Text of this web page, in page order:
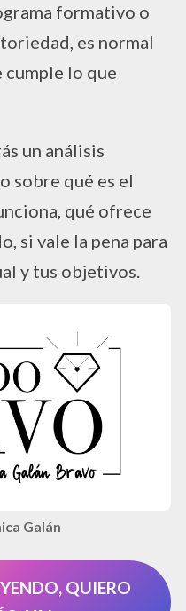
formativo o
es normal
lo que
un análisis
sobre qué es el
qué ofrece
si vale la pena para
y tus objetivos.
Galán
QUIERO